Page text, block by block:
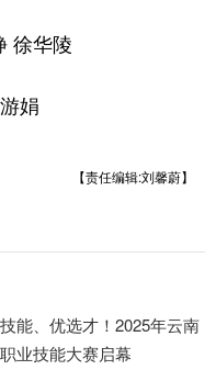
徐华陵
娟
【责任编辑:刘馨蔚】
能、优选才！2025年云南
业技能大赛启幕